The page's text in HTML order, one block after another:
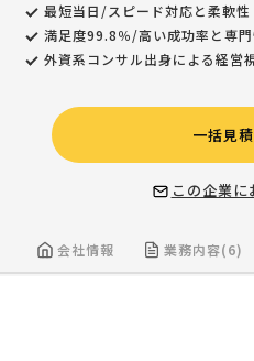
最短当日/スピード対応と柔軟性
満足度99.8％/高い成功率と専門
外資系コンサル出身による経営
一括見
この企業に
会社情報 業務内容(6)